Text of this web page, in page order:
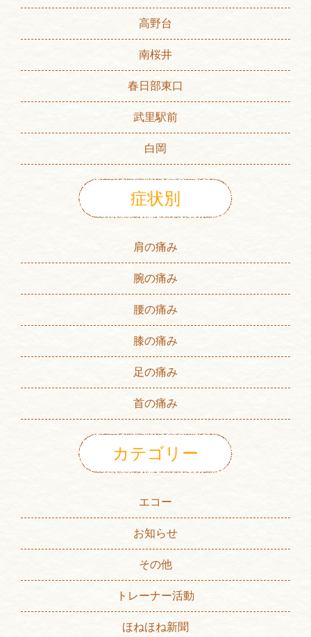
高野台
南桜井
春日部東口
武里駅前
白岡
症状別
肩の痛み
腕の痛み
腰の痛み
膝の痛み
足の痛み
首の痛み
カテゴリー
エコー
お知らせ
その他
トレーナー活動
ほねほね新聞